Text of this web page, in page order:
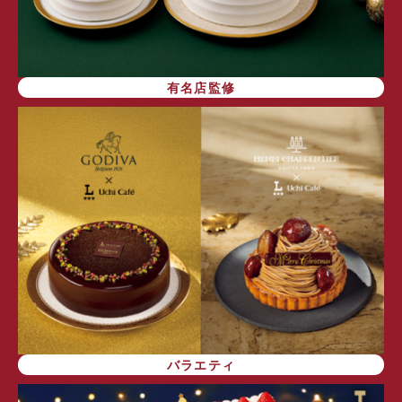
有名店監修
バラエティ